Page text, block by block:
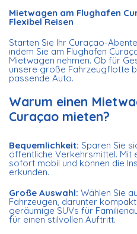
Mietwagen am Flughafen
Flexibel Reisen
Starten Sie Ihr Curaçao-
indem Sie am Flughafen
Mietwagen nehmen. Ob für
unsere große Fahrzeugflotte
passende Auto.
Warum einen
Curaçao mieten?
Bequemlichkeit: Sparen Sie
öffentliche Verkehrsmittel. Mit
sofort mobil und können die
erkunden.
Große Auswahl: Wählen Sie
Fahrzeugen, darunter
geräumige SUVs für
für einen stilvollen Auftritt.